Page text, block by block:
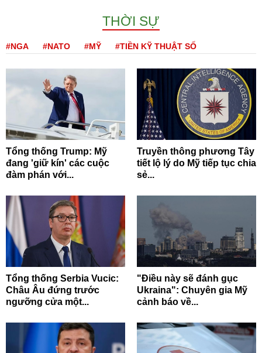
THỜI SỰ
#NGA #NATO #MỸ #TIỀN KỸ THUẬT SỐ
Tổng thống Trump: Mỹ
đang 'giữ kín' các cuộc
đàm phán với...
Truyền thông phương Tây
tiết lộ lý do Mỹ tiếp tục chia
sẻ...
Tổng thống Serbia Vucic:
Châu Âu đứng trước
ngưỡng cửa một...
"Điều này sẽ đánh gục
Ukraina": Chuyên gia Mỹ
cảnh báo về...